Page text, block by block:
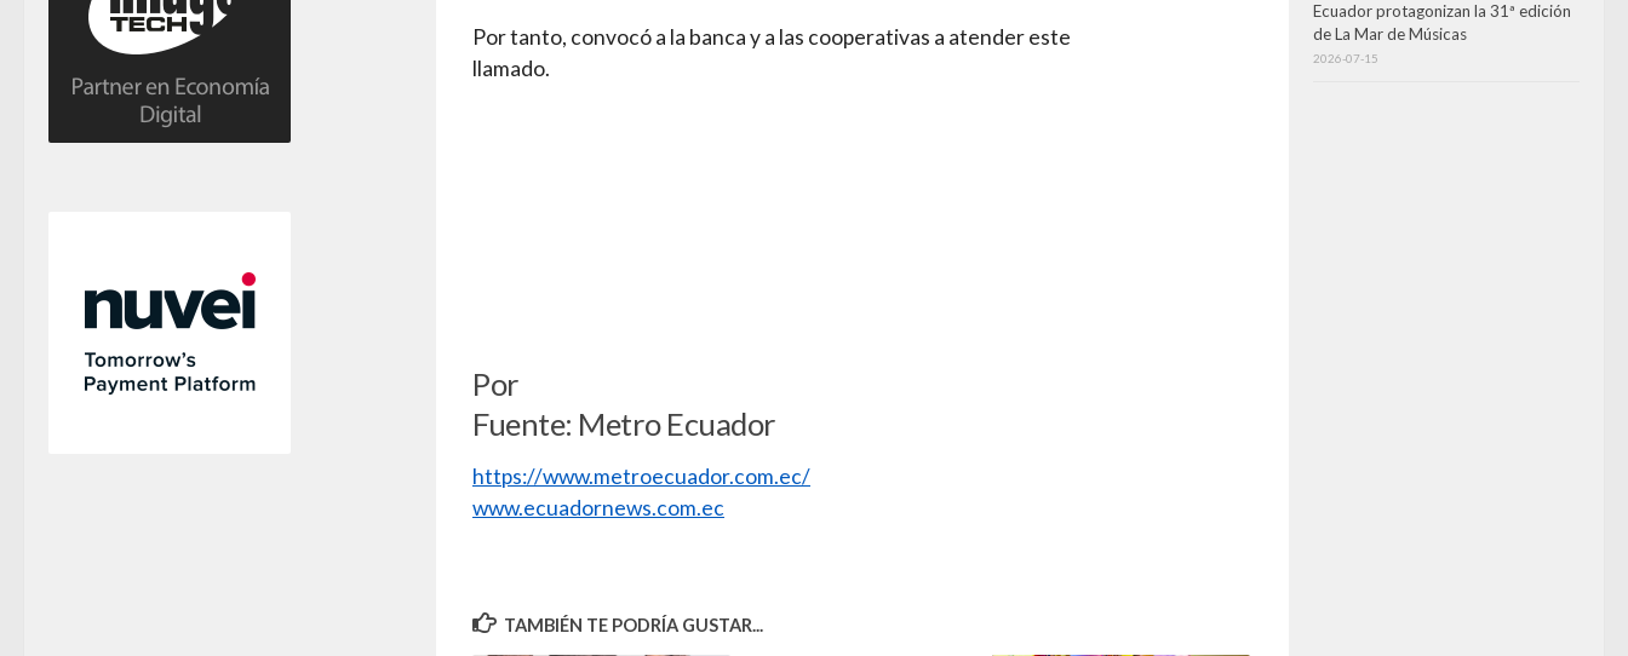
Por tanto, convocó a la banca y a las cooperativas a atender este
llamado.
Por
Fuente: Metro Ecuador
https://www.metroecuador.com.ec/
www.ecuadornews.com.ec
TAMBIÉN TE PODRÍA GUSTAR...
Ecuador protagonizan la 31ª edición
de La Mar de Músicas
2026-07-15